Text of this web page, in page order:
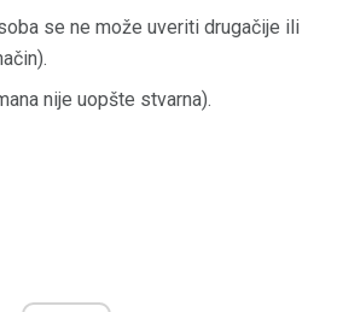
se ne može uveriti drugačije ili
nije uopšte stvarna).